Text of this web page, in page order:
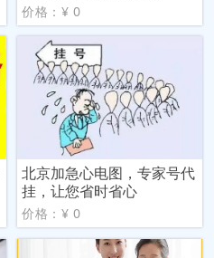
价格：¥ 0
北京加急心电图，专家号代
挂，让您省时省心
价格：¥ 0